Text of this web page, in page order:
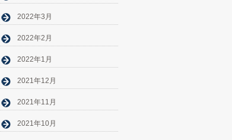
2022年3月
2022年2月
2022年1月
2021年12月
2021年11月
2021年10月